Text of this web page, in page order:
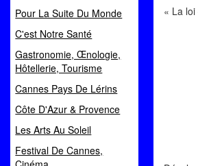
Pour La Suite Du Monde
C'est Notre Santé
Gastronomie, Œnologie,
Hôtellerie, Tourisme
Cannes Pays De Lérins
Côte D'Azur & Provence
Les Arts Au Soleil
Festival De Cannes,
« La